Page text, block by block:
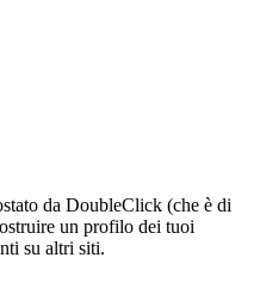
da DoubleClick (che è di
un profilo dei tuoi
su altri siti.